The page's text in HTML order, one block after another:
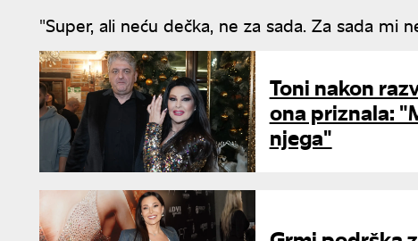
"Super, ali neću dečka, ne za sada. Za sada mi
Toni nakon
ona priznala:
njega"